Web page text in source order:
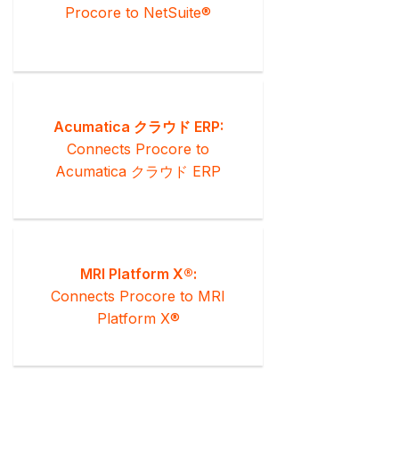
Procore to NetSuite®
Acumatica クラウド ERP:
Connects Procore to
Acumatica クラウド ERP
MRI Platform X®:
Connects Procore to MRI
Platform X®